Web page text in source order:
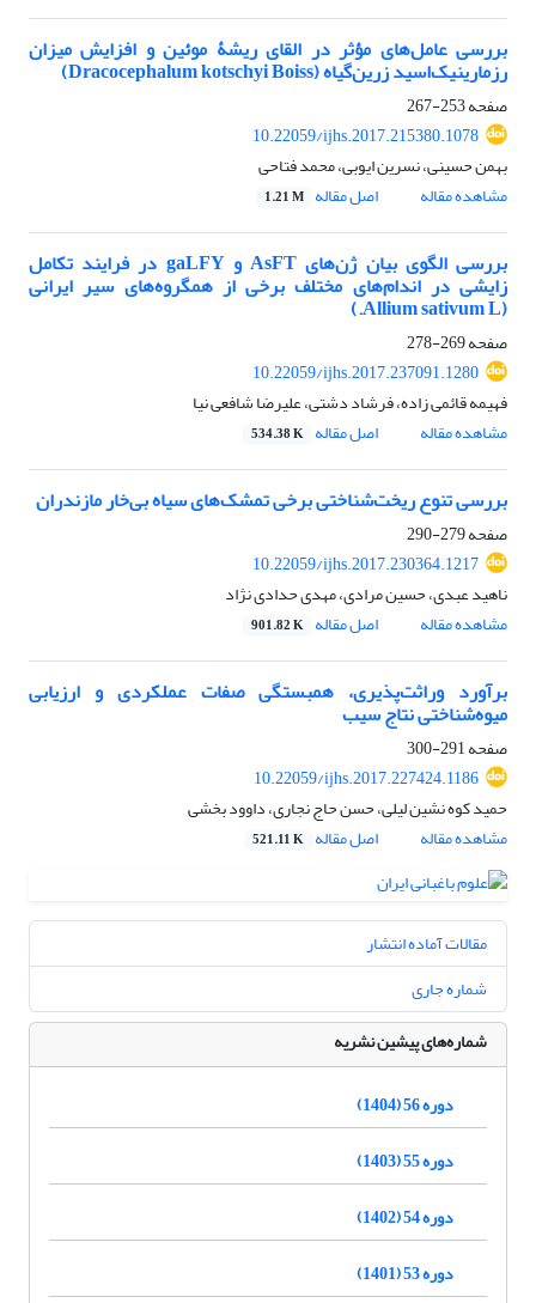
بررسی عامل‌های مؤثر در القای ریشۀ موئین و افزایش میزان
رزمارینیک‌اسید زرین‌گیاه (Dracocephalum kotschyi Boiss)
صفحه253-267
10.22059/ijhs.2017.215380.1078
بهمن حسینی، نسرین ایوبی، محمد فتاحی
مشاهده مقاله
اصل مقاله 1.21 M
بررسی الگوی بیان ژن‌های AsFT و gaLFY در فرایند تکامل
زایشی در اندام‌های مختلف برخی از همگروه‌های سیر ایرانی
(Allium sativum L.)
صفحه269-278
10.22059/ijhs.2017.237091.1280
فهیمه قائمی زاده، فرشاد دشتی، علیرضا شافعی نیا
مشاهده مقاله
اصل مقاله 534.38 K
بررسی تنوع ریخت‌شناختی برخی تمشک‌های سیاه بی‌خار مازندران
صفحه279-290
10.22059/ijhs.2017.230364.1217
ناهید عبدی، حسین مرادی، مهدی حدادی نژاد
مشاهده مقاله
اصل مقاله 901.82 K
برآورد وراثت‌پذیری، همبستگی صفات عملکردی و ارزیابی
میوه‌شناختی نتاج سیب
صفحه291-300
10.22059/ijhs.2017.227424.1186
حمید کوه نشین لیلی، حسن حاج نجاری، داوود بخشی
مشاهده مقاله
اصل مقاله 521.11 K
مقالات آماده انتشار
شماره جاری
شماره‌های پیشین نشریه
دوره 56 (1404)
دوره 55 (1403)
دوره 54 (1402)
دوره 53 (1401)